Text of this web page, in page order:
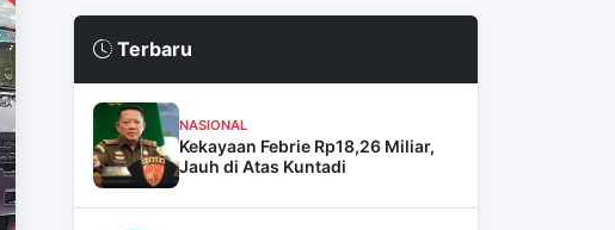
Terbaru
NASIONAL
Kekayaan Febrie Rp18,26 Miliar,
Jauh di Atas Kuntadi